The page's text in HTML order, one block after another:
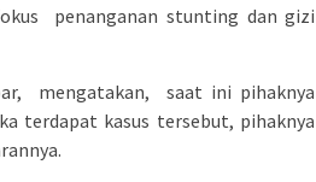
penanganan stunting dan gizi
mengatakan, saat ini pihaknya
terdapat kasus tersebut, pihaknya